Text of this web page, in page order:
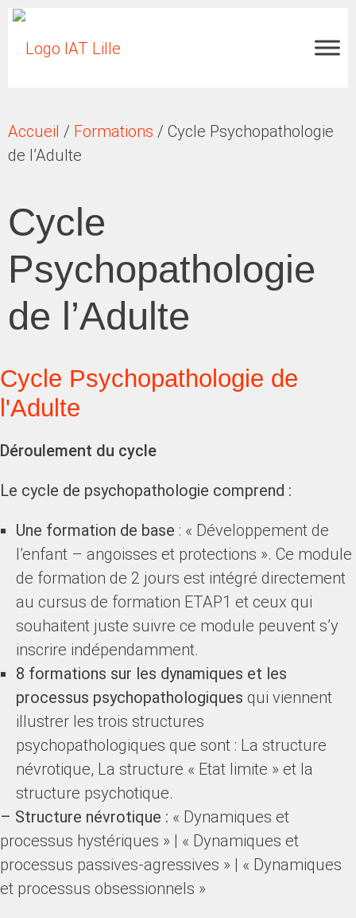
Accueil / Formations / Cycle Psychopathologie
de l’Adulte
Cycle
Psychopathologie
de l’Adulte
Cycle Psychopathologie de
l'Adulte
Déroulement du cycle
Le cycle de psychopathologie comprend :
Une formation de base : « Développement de
l’enfant – angoisses et protections ». Ce module
de formation de 2 jours est intégré directement
au cursus de formation ETAP1 et ceux qui
souhaitent juste suivre ce module peuvent s’y
inscrire indépendamment.
8 formations sur les dynamiques et les
processus psychopathologiques qui viennent
illustrer les trois structures
psychopathologiques que sont : La structure
névrotique, La structure « Etat limite » et la
structure psychotique.
– Structure névrotique : « Dynamiques et
processus hystériques » | « Dynamiques et
processus passives-agressives » | « Dynamiques
et processus obsessionnels »